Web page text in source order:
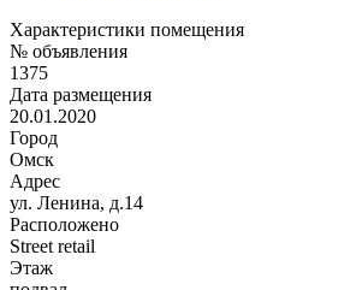
Характеристики помещения
№ объявления
1375
Дата размещения
20.01.2020
Город
Омск
Адрес
ул. Ленина, д.14
Расположено
Street retail
Этаж